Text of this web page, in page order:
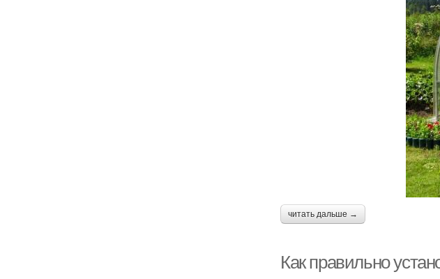
читать дальше →
Как правильно